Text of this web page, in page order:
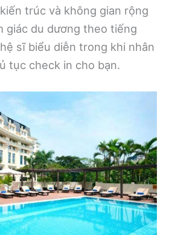
trúc và không gian rộng
giác du dương theo tiếng
sĩ biểu diễn trong khi nhân
tục check in cho bạn.